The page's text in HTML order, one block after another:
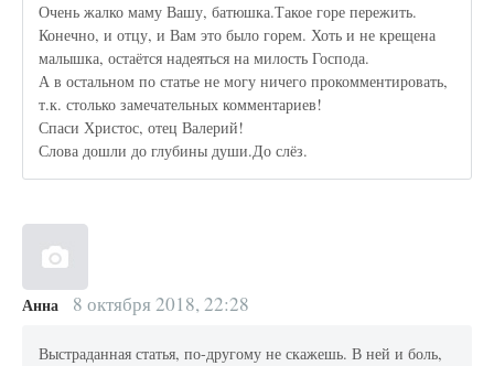
Очень жалко маму Вашу, батюшка.Такое горе пережить.
Конечно, и отцу, и Вам это было горем. Хоть и не крещена
малышка, остаётся надеяться на милость Господа.
А в остальном по статье не могу ничего прокомментировать,
т.к. столько замечательных комментариев!
Спаси Христос, отец Валерий!
Слова дошли до глубины души.До слёз.
Анна 8 октября 2018, 22:28
Выстраданная статья, по-другому не скажешь. В ней и боль,